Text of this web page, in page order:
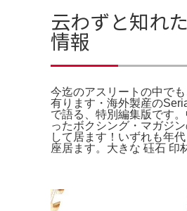
云わずと知れ
情報
今迄のアスリートの中で
有ります・海外製産の
で語る、特別編集版で
ったボクシング・マガ
して居ます！いずれも年
座居ます。大きな 砡石 印